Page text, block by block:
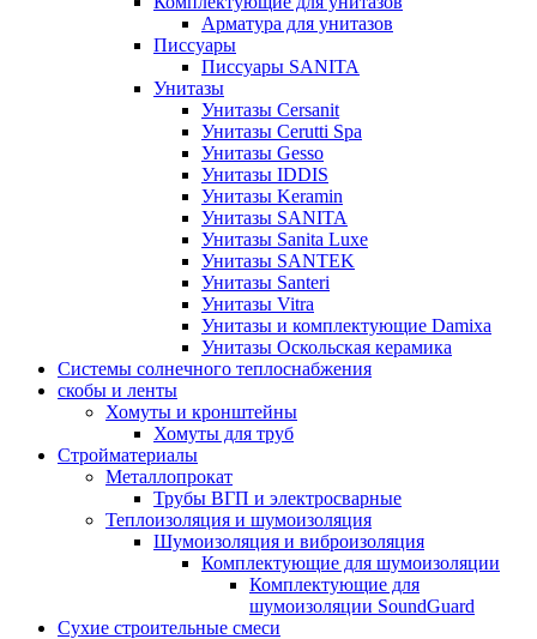
Арматура для унитазов
Писсуары
Писсуары SANITA
Унитазы
Унитазы Cersanit
Унитазы Cerutti Spa
Унитазы Gesso
Унитазы IDDIS
Унитазы Keramin
Унитазы SANITA
Унитазы Sanita Luxe
Унитазы SANTEK
Унитазы Santeri
Унитазы Vitra
Унитазы и комплектующие Damixa
Унитазы Оскольская керамика
Системы солнечного теплоснабжения
скобы и ленты
Хомуты и кронштейны
Хомуты для труб
Стройматериалы
Металлопрокат
Трубы ВГП и электросварные
Теплоизоляция и шумоизоляция
Шумоизоляция и виброизоляция
Комплектующие для шумоизоляции
Комплектующие для
шумоизоляции SoundGuard
Сухие строительные смеси